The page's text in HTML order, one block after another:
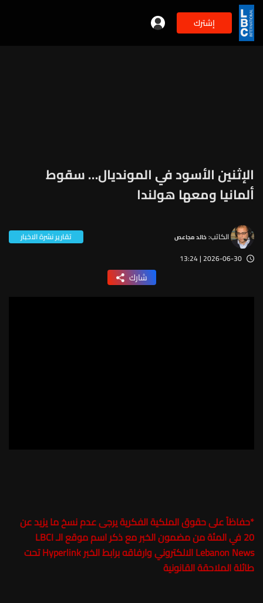
إشترك
الإثنين الأسود في المونديال… سقوط
ألمانيا ومعها هولندا
الكاتب:خالد مجاعص
تقارير نشرة الاخبار
2026-06-30 | 13:24
شارك
*حفاظاً على حقوق الملكية الفكرية يرجى عدم نسخ ما يزيد عن
20 في المئة من مضمون الخبر مع ذكر اسم موقع الـ LBCI
Lebanon News الالكتروني وارفاقه برابط الخبر Hyperlink تحت
طائلة الملاحقة القانونية